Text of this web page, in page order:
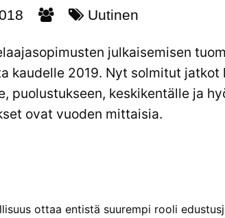
Uutinen
julkaisemisen
kaudelle 2019. Nyt solmitut jatkot
puolustukseen, keskikentälle ja
ovat vuoden mittaisia.
ottaa entistä suurempi rooli